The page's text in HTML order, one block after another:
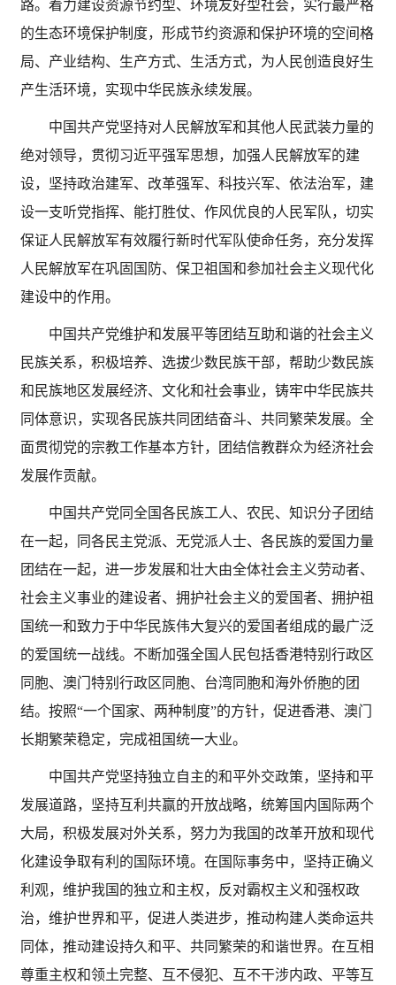
路。着力建设资源节约型、环境友好型社会，实行最严格
的生态环境保护制度，形成节约资源和保护环境的空间格
局、产业结构、生产方式、生活方式，为人民创造良好生
产生活环境，实现中华民族永续发展。
中国共产党坚持对人民解放军和其他人民武装力量的
绝对领导，贯彻习近平强军思想，加强人民解放军的建
设，坚持政治建军、改革强军、科技兴军、依法治军，建
设一支听党指挥、能打胜仗、作风优良的人民军队，切实
保证人民解放军有效履行新时代军队使命任务，充分发挥
人民解放军在巩固国防、保卫祖国和参加社会主义现代化
建设中的作用。
中国共产党维护和发展平等团结互助和谐的社会主义
民族关系，积极培养、选拔少数民族干部，帮助少数民族
和民族地区发展经济、文化和社会事业，铸牢中华民族共
同体意识，实现各民族共同团结奋斗、共同繁荣发展。全
面贯彻党的宗教工作基本方针，团结信教群众为经济社会
发展作贡献。
中国共产党同全国各民族工人、农民、知识分子团结
在一起，同各民主党派、无党派人士、各民族的爱国力量
团结在一起，进一步发展和壮大由全体社会主义劳动者、
社会主义事业的建设者、拥护社会主义的爱国者、拥护祖
国统一和致力于中华民族伟大复兴的爱国者组成的最广泛
的爱国统一战线。不断加强全国人民包括香港特别行政区
同胞、澳门特别行政区同胞、台湾同胞和海外侨胞的团
结。按照“一个国家、两种制度”的方针，促进香港、澳门
长期繁荣稳定，完成祖国统一大业。
中国共产党坚持独立自主的和平外交政策，坚持和平
发展道路，坚持互利共赢的开放战略，统筹国内国际两个
大局，积极发展对外关系，努力为我国的改革开放和现代
化建设争取有利的国际环境。在国际事务中，坚持正确义
利观，维护我国的独立和主权，反对霸权主义和强权政
治，维护世界和平，促进人类进步，推动构建人类命运共
同体，推动建设持久和平、共同繁荣的和谐世界。在互相
尊重主权和领土完整、互不侵犯、互不干涉内政、平等互